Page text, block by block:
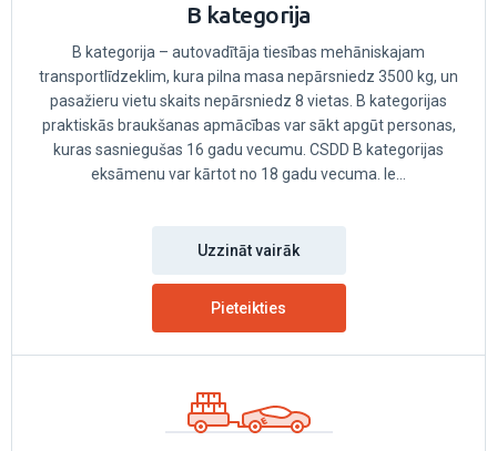
B kategorija
B kategorija – autovadītāja tiesības mehāniskajam
transportlīdzeklim, kura pilna masa nepārsniedz 3500 kg, un
pasažieru vietu skaits nepārsniedz 8 vietas. B kategorijas
praktiskās braukšanas apmācības var sākt apgūt personas,
kuras sasniegušas 16 gadu vecumu. CSDD B kategorijas
eksāmenu var kārtot no 18 gadu vecuma. Ie...
Uzzināt vairāk
Pieteikties